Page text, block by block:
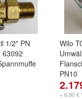
1/2" PN
63092
Wilo
PN10
+ 6,90 €